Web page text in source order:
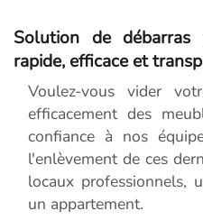
Solution de
rapide, efficace et
Voulez-vous vider
efficacement des
confiance à nos
l'enlèvement de ces
locaux professionnels,
un appartement.